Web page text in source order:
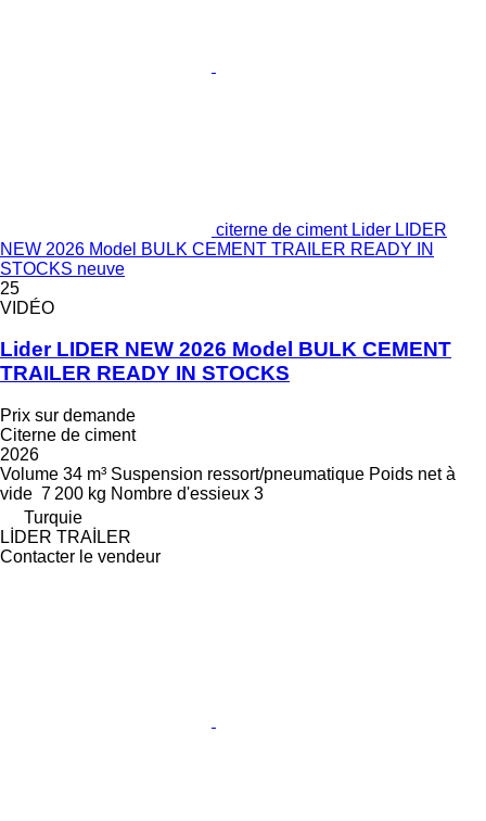
citerne de ciment Lider LIDER
NEW 2026 Model BULK CEMENT TRAILER READY IN
STOCKS neuve
25
VIDÉO
Lider LIDER NEW 2026 Model BULK CEMENT
TRAILER READY IN STOCKS
Prix sur demande
Citerne de ciment
2026
Volume 34 m³ Suspension ressort/pneumatique Poids net à
vide 7 200 kg Nombre d'essieux 3
Turquie
LİDER TRAİLER
Contacter le vendeur